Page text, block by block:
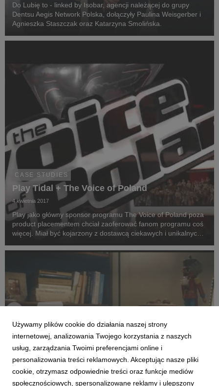
Do Lubię to - linked by Isobar, agencji należącej do grupy
Dentsu Aegis Network Polska, dołączyły Paulina Weisgerber i
Agnieszka Staszczak oraz Katarzyna Smolińska.
CASE STUDIES
Play Tidal + The Voice of Poland
4 kwietnia 2017
Play jako główny sponsor programu The Voice of Poland poza
product placementem chciał zaoferować fanom programu coś
więcej. Miał być kojarzony z dostawcą ciekawych i unikalnych
Voice of Poland.
CASE STUDIES
Używamy plików cookie do działania naszej strony
internetowej, analizowania Twojego korzystania z naszych
usług, zarządzania Twoimi preferencjami online i
personalizowania treści reklamowych. Akceptując nasze pliki
cookie, otrzymasz odpowiednie treści oraz funkcje mediów
społecznościowych, spersonalizowane reklamy i ulepszony